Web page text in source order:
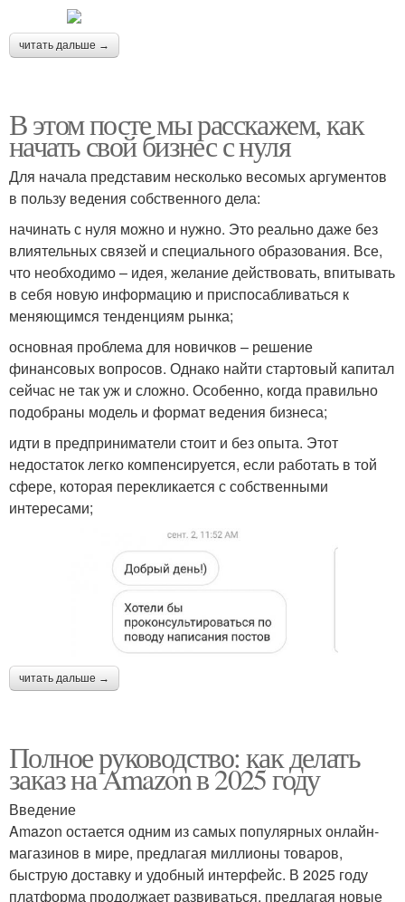
читать дальше →
В этом посте мы расскажем, как
начать свой бизнес с нуля
Для начала представим несколько весомых аргументов
в пользу ведения собственного дела:
начинать с нуля можно и нужно. Это реально даже без
влиятельных связей и специального образования. Все,
что необходимо – идея, желание действовать, впитывать
в себя новую информацию и приспосабливаться к
меняющимся тенденциям рынка;
основная проблема для новичков – решение
финансовых вопросов. Однако найти стартовый капитал
сейчас не так уж и сложно. Особенно, когда правильно
подобраны модель и формат ведения бизнеса;
идти в предприниматели стоит и без опыта. Этот
недостаток легко компенсируется, если работать в той
сфере, которая перекликается с собственными
интересами;
читать дальше →
Полное руководство: как делать
заказ на Amazon в 2025 году
Введение
Amazon остается одним из самых популярных онлайн-
магазинов в мире, предлагая миллионы товаров,
быструю доставку и удобный интерфейс. В 2025 году
платформа продолжает развиваться, предлагая новые